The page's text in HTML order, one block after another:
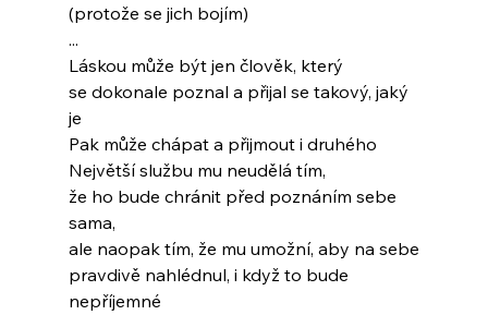
(protože se jich bojím)
...
Láskou může být jen člověk, který
se dokonale poznal a přijal se takový, jaký
je
Pak může chápat a přijmout i druhého
Největší službu mu neudělá tím,
že ho bude chránit před poznáním sebe
sama,
ale naopak tím, že mu umožní, aby na sebe
pravdivě nahlédnul, i když to bude
nepříjemné